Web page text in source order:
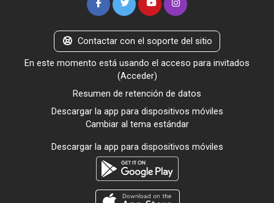
Contactar con el soporte del sitio
En este momento está usando el acceso para invitados
(Acceder)
Resumen de retención de datos
Descargar la app para dispositivos móviles
Cambiar al tema estándar
Descargar la app para dispositivos móviles